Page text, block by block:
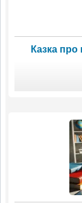
Казка про